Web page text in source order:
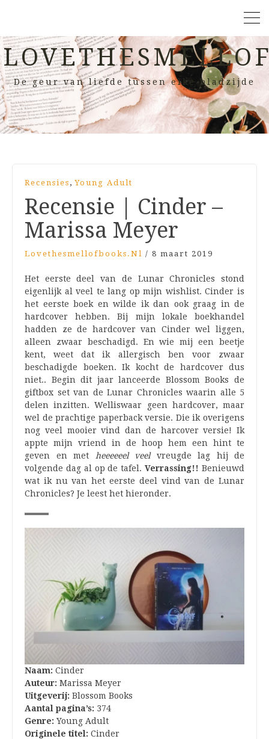
De geur van liefde tussen elke bladzijde
Recensies , Young Adult
Recensie | Cinder –
Marissa Meyer
Lovethesmellofbooks.nl / 8 maart 2019
Het eerste deel van de Lunar Chronicles stond
eigenlijk al veel te lang op mijn wishlist. Cinder is
het eerste boek en wilde ik dan ook graag in de
hardcover hebben. Bij mijn lokale boekhandel
hadden ze de hardcover van Cinder wel liggen,
alleen zwaar beschadigd. En wie mij een beetje
kent, weet dat ik allergisch ben voor zwaar
beschadigde boeken. Ik kocht de hardcover dus
niet.. Begin dit jaar lanceerde Blossom Books de
giftbox set van de Lunar Chronicles waarin alle 5
delen inzitten. Welliswaar geen hardcover, maar
wel de prachtige paperback versie. Die ik overigens
nog veel mooier vind dan de harcover versie! Ik
appte mijn vriend in de hoop hem een hint te
geven en met heeeeeel veelvreugde lag hij de
volgende dag al op de tafel.Verrassing!!Benieuwd
wat ik nu van het eerste deel vind van de Lunar
Chronicles? Je leest het hieronder.
Naam: Cinder
Auteur: Marissa Meyer
Uitgeverij: Blossom Books
Aantal pagina’s: 374
Genre: Young Adult
Originele titel: Cinder